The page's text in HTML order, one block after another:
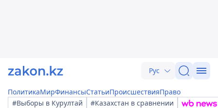
Рус
ПолитикаМирФинансыСтатьиПроисшествияПраво
#Выборы в Курултай
#Казахстан в сравнении